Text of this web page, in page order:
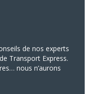
de nos experts
Transport Express.
nous n’aurons